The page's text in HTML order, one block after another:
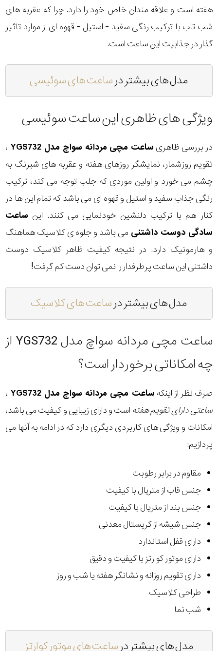
هفته است و علاقه مندان خاص خود را دارد. چرا که عقربه های
شب تاب با ترکیب رنگی سفید - استیل - قهوه ای از موارد تاثیر
گذار در جذابیت این ساعت است.
مدل های بیشتر درساعت های سوئیسی
ویژگی های ظاهری این ساعت سوئیسی
در بررسی ظاهری ساعت مچی مردانه سواچ مدل YGS732
،
تقویم روزشمار، نمایشگر روزهای هفته و عقربه های شبرنگ به
چشم می خورد و اولین موردی که جلب توجه می کند، ترکیب
رنگی جذاب سفید و استیل و قهوه ای می باشد که تمام این ها در
کنار هم با ترکیب دلنشین خودنمایی می کنند. این ساعت
سادگی دوست داشتنی می باشد و جلوه ی کلاسیک هماهنگ
و هارمونیک دارد. در نتیجه کیفیت ظاهر کلاسیک دوست
داشتنی این ساعت پرطرفدار را نمی توان دست کم گرفت!
مدل های بیشتر درساعت های کلاسیک
ساعت مچی مردانه سواچ مدل YGS732 از
چه امکاناتی برخوردار است؟
صرف نظر از اینکه ساعت مچی مردانه سواچ مدل YGS732
،
ساعتی دارای تقویم هفته است و دارای زیبایی و کیفیت می باشد،
امکانات و ویژگی های کاربردی دیگری دارد که در ادامه به آنها می
پردازیم:
مقاوم در برابر رطوبت
جنس قاب از متریال با کیفیت
جنس بند از متریال با کیفیت
جنس شیشه از کریستال معدنی
دارای قفل استاندارد
دارای موتور کوارتز با کیفیت و دقیق
دارای تقویم روزانه و نشانگر هفته یا شب و روز
طراحی کلاسیک
شب نما
مدل های بیشتر درساعت های موتور کوارتز